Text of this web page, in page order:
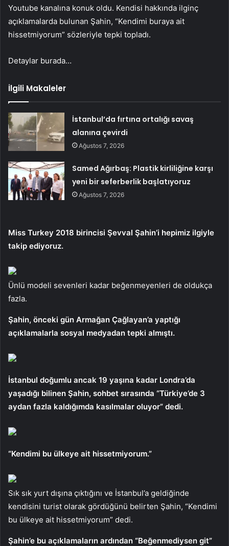
Youtube kanalına konuk oldu. Kendisi hakkında ilginç
açıklamalarda bulunan Şahin, “Kendimi buraya ait
hissetmiyorum” sözleriyle tepki topladı.
Detaylar burada…
İlgili Makaleler
İstanbul’da fırtına ortalığı savaş
alanına çevirdi
Ağustos 7, 2026
Samed Ağırbaş: Plastik kirliliğine karşı
yeni bir seferberlik başlatıyoruz
Ağustos 7, 2026
Miss Turkey 2018 birincisi Şevval Şahin’i hepimiz ilgiyle
takip ediyoruz.
Ünlü modeli sevenleri kadar beğenmeyenleri de oldukça
fazla.
Şahin, önceki gün Armağan Çağlayan’a yaptığı
açıklamalarla sosyal medyadan tepki almıştı.
İstanbul doğumlu ancak 19 yaşına kadar Londra’da
yaşadığı bilinen Şahin, sohbet sırasında “Türkiye’de 3
aydan fazla kaldığımda kasılmalar oluyor” dedi.
“Kendimi bu ülkeye ait hissetmiyorum.”
Sık sık yurt dışına çıktığını ve İstanbul’a geldiğinde
kendisini turist olarak gördüğünü belirten Şahin, “Kendimi
bu ülkeye ait hissetmiyorum” dedi.
Şahin’e bu açıklamaların ardından “Beğenmediysen git”